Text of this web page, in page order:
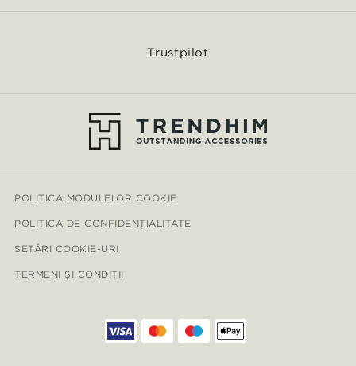
Trustpilot
POLITICA MODULELOR COOKIE
POLITICA DE CONFIDENȚIALITATE
SETĂRI COOKIE-URI
TERMENI ȘI CONDIȚII